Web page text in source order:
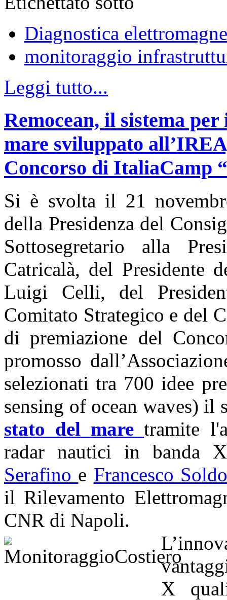
Diagnostica
monitoraggio
Leggi tutto...
Remocean, il sistema
mare sviluppato
Concorso di ItaliaCamp
Si è svolta il 21
della Presidenza del
Sottosegretario alla
Catricalà, del Presidente
Luigi Celli, del
Comitato Strategico e del
di premiazione del
promosso
selezionati tra 700 idee
sensing of ocean waves) il
stato del mare tramite
radar nautici in banda
Serafino e Francesco
il Rilevamento
CNR di Napoli.
X